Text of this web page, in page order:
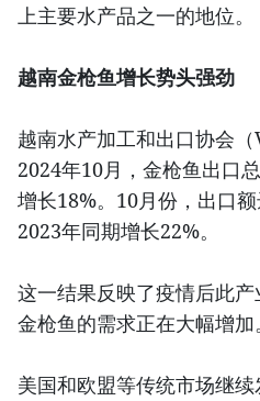
上主要水产品之一的地位。
越南金枪鱼增长势头强劲
越南水产加工和出口协会
2024年10月，金枪鱼出口
增长18%。10月份，出口
2023年同期增长22%。
这一结果反映了疫情后此
金枪鱼的需求正在大幅增加。
美国和欧盟等传统市场继